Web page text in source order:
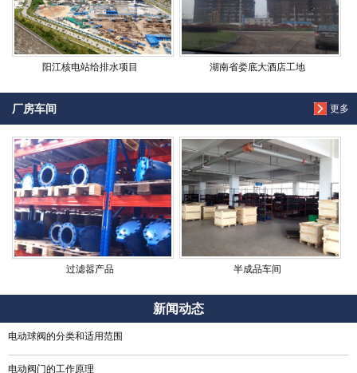
阳江核电站给排水项目 湖南省娄底大酒店工地
更多
厂房车间
过滤嚣产品 半成品车间
新闻动态
电动球阀的分类和适用范围
电动阀门的工作原理